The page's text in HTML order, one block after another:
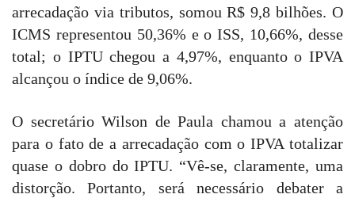
arrecadação via tributos, somou R$ 9,8 bilhões. O
ICMS representou 50,36% e o ISS, 10,66%, desse
total; o IPTU chegou a 4,97%, enquanto o IPVA
alcançou o índice de 9,06%.
O secretário Wilson de Paula chamou a atenção
para o fato de a arrecadação com o IPVA totalizar
quase o dobro do IPTU. “Vê-se, claramente, uma
distorção. Portanto, será necessário debater a